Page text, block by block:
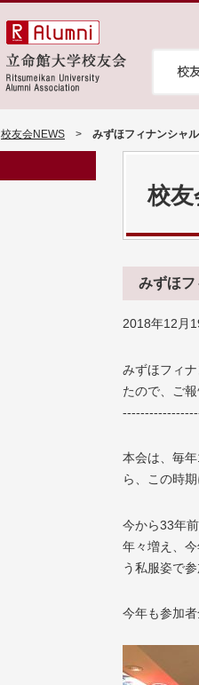
校友会NEWS > みずほフィナンシャ
校
みずほフ
2018年12月
みずほフィ
たので、ご報
本会は、毎
ら、この時
今から33年
年々増え、
う私服姿で
今年も参加